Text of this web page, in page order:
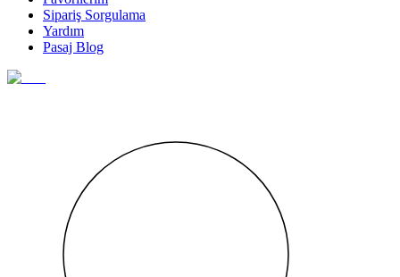
Sipariş Sorgulama
Yardım
Pasaj Blog